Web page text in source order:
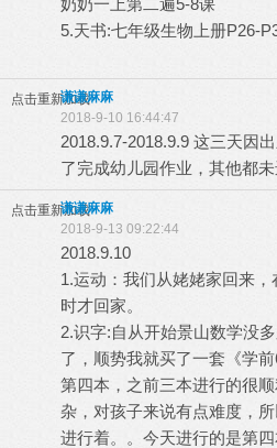
奶奶一上第二遍5-8课
5.天书:七年级生物上册P26-
点击重新加载
谦谦麻麻
2018-9-10 16:44:47
2018.9.7-2018.9.9 这三天因
了完成幼儿园作业，其他都未
点击重新加载
谦谦麻麻
2018-9-13 09:22:44
2018.9.10
1.运动：我们从姥姥家回来
时才回家。
2.识字:自从开始景山数学没
了，顺势我就买了一套《学
第四本，之前三本进行的很
杂，对孩子来说有点难度，
进行着。。今天进行的是第